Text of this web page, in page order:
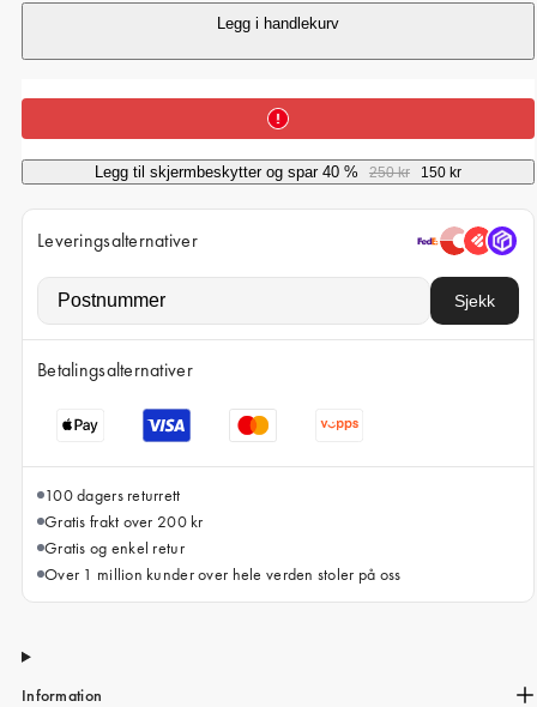
iPhone 14
iPhone 13 Pro
iPhone 13
Legg i handlekurv
Legg til skjermbeskytter og spar 40 % 250 kr 150 kr
Leveringsalternativer
Sjekk
Betalingsalternativer
100 dagers returrett
Gratis frakt over 200 kr
Gratis og enkel retur
Over 1 million kunder over hele verden stoler på oss
Information